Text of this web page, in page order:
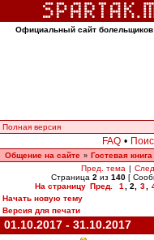
Официальный сайт
Полная версия
FAQ •
Общение на сайте » Гостевая
Пред. тема |
Страница 2 из 140 [
На страницу Пред. 1 2 3
Начать новую тему
Версия для печати
01.10.2017 - 31.10.2017